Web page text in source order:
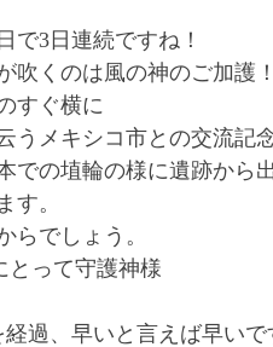
で3日連続ですね！
吹くのは風の神のご加護
すぐ横に
うメキシコ市との交流記
での埴輪の様に遺跡から
す。
らでしょう。
とって守護神様
過、早いと言えば早い